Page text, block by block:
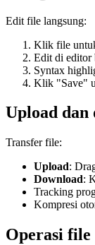
Edit file langsung:
Klik file
Edit di editor
Syntax
Klik "Save"
Upload dan
Transfer file:
Upload:
Download:
Tracking
Kompresi
Operasi file